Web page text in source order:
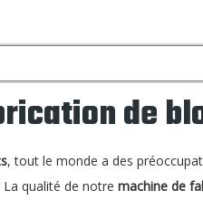
de
, tout le monde a des
qualité de notre machine de